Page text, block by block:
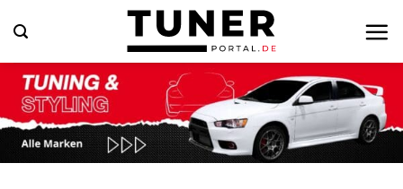
Inhalt
springen